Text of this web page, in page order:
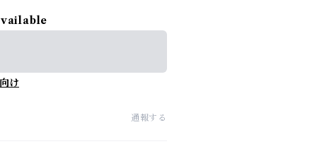
け
通報する